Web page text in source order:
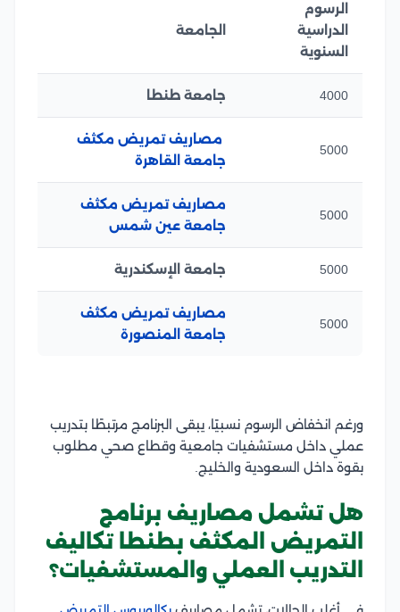
الرسوم
الدراسية
السنوية
الجامعة
4000 جامعة طنطا
5000
مصاريف تمريض مكثف
جامعة القاهرة
5000
مصاريف تمريض مكثف
جامعة عين شمس
5000 جامعة الإسكندرية
5000
مصاريف تمريض مكثف
جامعة المنصورة
ورغم انخفاض الرسوم نسبيًا، يبقى البرنامج مرتبطًا بتدريب
عملي داخل مستشفيات جامعية وقطاع صحي مطلوب
بقوة داخل السعودية والخليج.
هل تشمل مصاريف برنامج
التمريض المكثف بطنطا تكاليف
التدريب العملي والمستشفيات؟